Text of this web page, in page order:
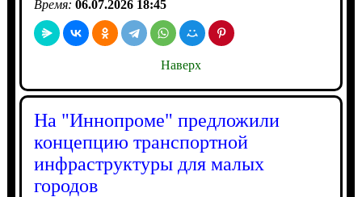
Время: 06.07.2026 18:45
Наверх
На "Иннопроме" предложили
концепцию транспортной
инфраструктуры для малых
городов